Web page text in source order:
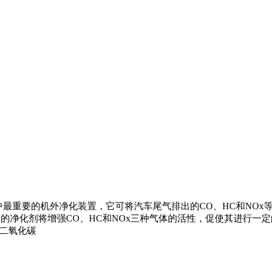
重要的机外净化装置，它可将汽车尾气排出的CO、HC和
净化剂将增强CO、HC和NOx三种气体的活性，促使其进行一
氧化碳